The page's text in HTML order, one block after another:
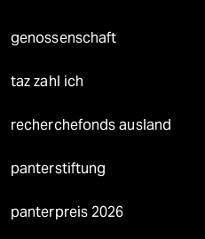
genossenschaft
taz zahl ich
recherchefonds ausland
panterstiftung
panterpreis 2026